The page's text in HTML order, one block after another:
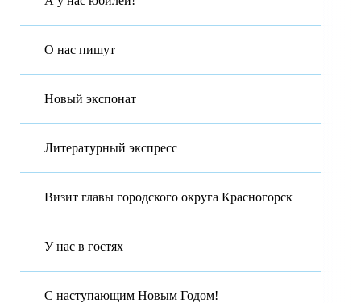
О нас пишут
Новый экспонат
Литературный экспресс
Визит главы городского округа Красногорск
У нас в гостях
С наступающим Новым Годом!